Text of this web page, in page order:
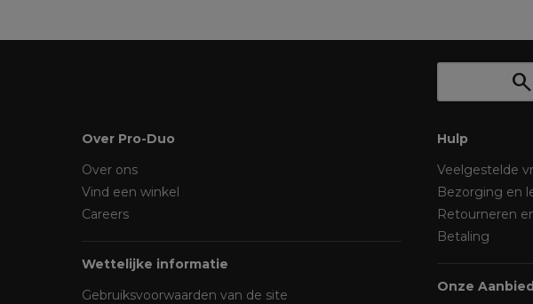
Over Pro-Duo
Over ons
Vind een winkel
Careers
Wettelijke informatie
Gebruiksvoorwaarden van de site
Hulp
Veelgestelde
Bezorging en
Retourneren
Betaling
Onze